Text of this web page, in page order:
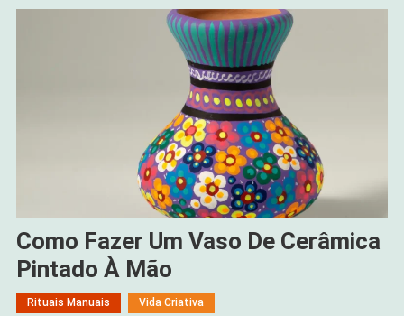
Como Fazer Um Vaso De Cerâmica
Pintado À Mão
Rituais Manuais Vida Criativa